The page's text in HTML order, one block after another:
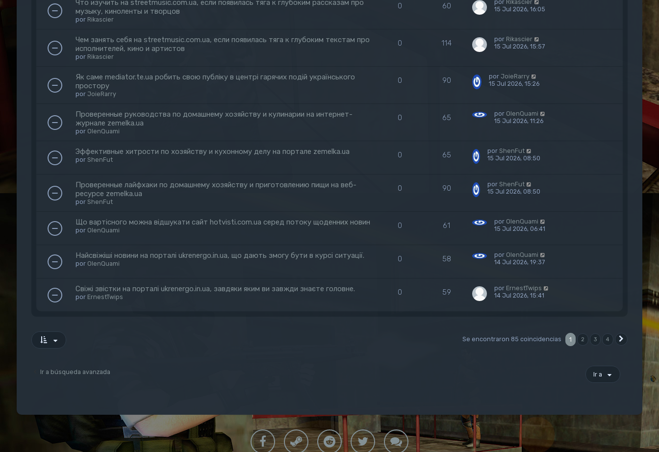
Что изучить на streetmusic.com.ua, если появилась тяга к глубоким рассказам про
музыку, киноленты и творцов
por Rikascier
0 60 por Rikascier
15 Jul 2026, 16:05
Чем занять себя на streetmusic.com.ua, если появилась тяга к глубоким текстам про
исполнителей, кино и артистов
por Rikascier
0 114 por Rikascier
15 Jul 2026, 15:57
Як саме mediator.te.ua робить свою публіку в центрі гарячих подій українського
простору
por JoieRarry
0 90 por JoieRarry
15 Jul 2026, 15:26
Проверенные руководства по домашнему хозяйству и кулинарии на интернет-
журнале zemelka.ua
por OlenQuami
0 65 por OlenQuami
15 Jul 2026, 11:26
Эффективные хитрости по хозяйству и кухонному делу на портале zemelka.ua
por ShenFut
0 65 por ShenFut
15 Jul 2026, 08:50
Проверенные лайфхаки по домашнему хозяйству и приготовлению пищи на веб-
ресурсе zemelka.ua
por ShenFut
0 90 por ShenFut
15 Jul 2026, 08:50
Що вартісного можна відшукати сайт hotvisti.com.ua серед потоку щоденних новин
por OlenQuami
0 61 por OlenQuami
15 Jul 2026, 06:41
Найсвіжіші новини на порталі ukrenergo.in.ua, що дають змогу бути в курсі ситуації.
por OlenQuami
0 58 por OlenQuami
14 Jul 2026, 19:37
Свіжі звістки на порталі ukrenergo.in.ua, завдяки яким ви завжди знаєте головне.
por ErnestTwips
0 59 por ErnestTwips
14 Jul 2026, 15:41
Se encontraron 85 coincidencias 1 2 3 4 Siguiente
Ir a búsqueda avanzada Ir a